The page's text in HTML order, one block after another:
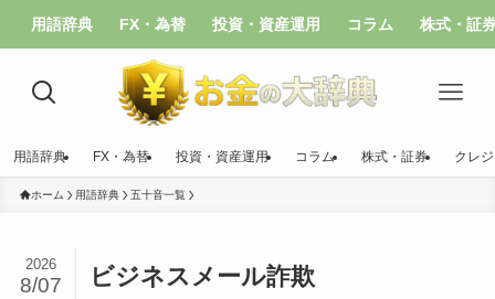
用語辞典 FX・為替 投資・資産運用 コラム 株式・証
用語辞典 FX・為替 投資・資産運用 コラム 株式・証券 クレ
ホーム 用語辞典 五十音一覧
ビジネスメール詐欺
2026
8/07